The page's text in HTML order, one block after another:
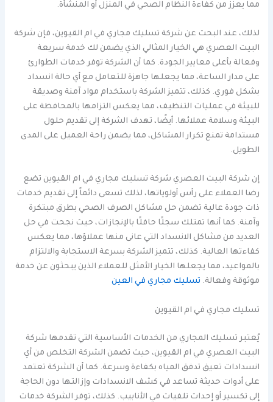
مما يعزز من كفاءة النظام الصحي في المنزل أو المنشأة.
لذلك، عند البحث عن شركة تسليك مجاري في ام القيوين، فإن شركة
البيت العصري هي الخيار المثالي الذي يضمن لك خدمة سريعة
وفعالة بأعلى معايير الجودة. كما أن الشركة توفر خدمات الطوارئ
على مدار الساعة، مما يجعلها جاهزة للتعامل مع أي حالة انسداد
بشكل فوري. كذلك، تتميز الشركة باستخدام مواد آمنة وصديقة
للبيئة في عمليات التنظيف، مما يعكس التزامها بالمحافظة على
البيئة وسلامة عملائها. أيضًا، تهدف الشركة إلى تقديم حلول
مستدامة تمنع تكرار المشاكل، مما يضمن راحة العميل على المدى
الطويل.
إن شركة البيت العصري شركة تسليك مجاري في ام القيوين تضع
رضا العملاء على رأس أولوياتها، لذلك تسعى دائماً إلى تقديم خدمات
ذات جودة عالية تضمن حل مشاكل الصرف الصحي بطرق مبتكرة
وآمنة. كما أنها تمتلك سجلًا حافلًا بالإنجازات، حيث نجحت في حل
العديد من مشاكل الانسداد التي عانى منها عملاؤها، مما يعكس
كفاءتها العالية. كذلك، تتميز الشركة بسرعة الاستجابة والالتزام
بالمواعيد، مما يجعلها الخيار الأمثل للعملاء الذين يبحثون عن خدمة
موثوقة وفعالة. تسليك مجاري في العين
تسليك مجاري في ام القيوين
يُعتبر تسليك المجاري من الخدمات الأساسية التي تقدمها شركة
البيت العصري في ام القيوين، حيث تضمن الشركة التخلص من أي
انسدادات تعيق تدفق المياه بكفاءة وسرعة. كما أن الشركة تعتمد
على أدوات حديثة تساعد في كشف الانسدادات وإزالتها دون الحاجة
إلى تكسير أو إحداث تلفيات في الأنابيب. كذلك، توفر الشركة خدمات